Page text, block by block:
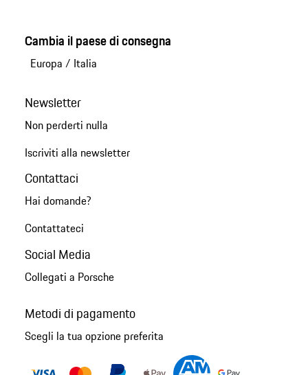
Cambia il paese di consegna
Europa / Italia
Newsletter
Non perderti nulla
Iscriviti alla newsletter
Contattaci
Hai domande?
Contattateci
Social Media
Collegati a Porsche
Metodi di pagamento
Scegli la tua opzione preferita